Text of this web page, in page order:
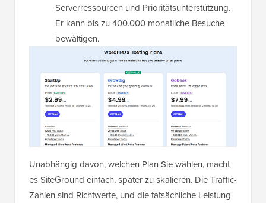
Serverressourcen und Prioritätsunterstützung.
Er kann bis zu 400.000 monatliche Besuche
bewältigen.
Unabhängig davon, welchen Plan Sie wählen, macht
es SiteGround einfach, später zu skalieren. Die Traffic-
Zahlen sind Richtwerte, und die tatsächliche Leistung